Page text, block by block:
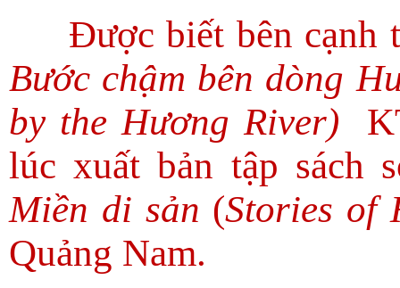
Được biết bên cạnh
Bước chậm bên dòng
by the Hương River)
lúc xuất bản tập sách
Miền di sản (Stories of
Quảng Nam.